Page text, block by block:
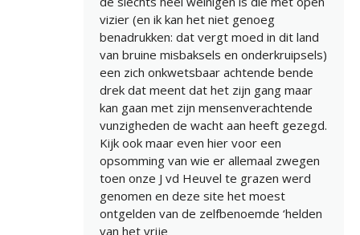
vizier (en ik kan het niet genoeg
benadrukken: dat vergt moed in dit land
van bruine misbaksels en onderkruipsels)
een zich onkwetsbaar achtende bende
drek dat meent dat het zijn gang maar
kan gaan met zijn mensenverachtende
vunzigheden de wacht aan heeft gezegd.
Kijk ook maar even hier voor een
opsomming van wie er allemaal zwegen
toen onze J vd Heuvel te grazen werd
genomen en deze site het moest
ontgelden van de zelfbenoemde ‘helden
van het vrije